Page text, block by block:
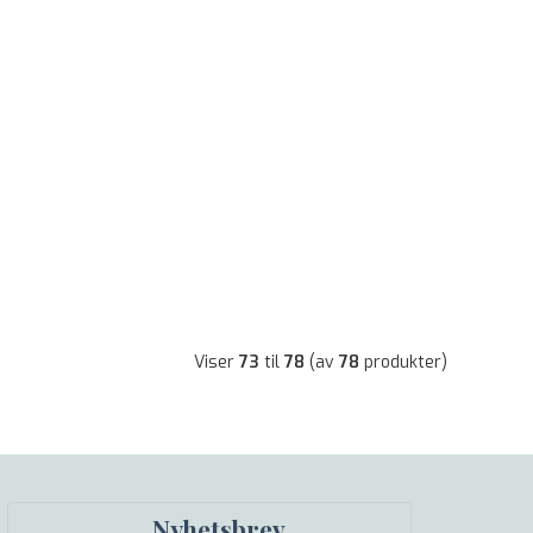
Viser 73 til 78 (av 78 produkter)